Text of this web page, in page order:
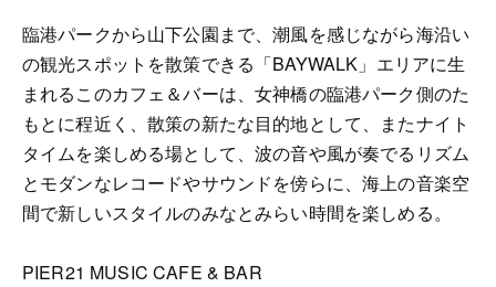
臨港パークから山下公園まで、潮風を感じながら海沿い
の観光スポットを散策できる「BAYWALK」エリアに生
まれるこのカフェ＆バーは、女神橋の臨港パーク側のた
もとに程近く、散策の新たな目的地として、またナイト
タイムを楽しめる場として、波の音や風が奏でるリズム
とモダンなレコードやサウンドを傍らに、海上の音楽空
間で新しいスタイルのみなとみらい時間を楽しめる。
PIER21 MUSIC CAFE & BAR